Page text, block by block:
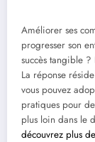
Améliorer ses
progresser son
succès tangible
La réponse
vous pouvez
pratiques pour
plus loin dans le
découvrez plus